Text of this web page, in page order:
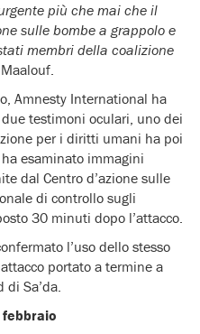
più che mai che il
sulle bombe a grappolo e
membri della coalizione
Amnesty International ha
testimoni oculari, uno dei
per i diritti umani ha poi
esaminato immagini
dal Centro d’azione sulle
di controllo sugli
30 minuti dopo l’attacco.
l’uso dello stesso
portato a termine a
Sa’da.
febbraio